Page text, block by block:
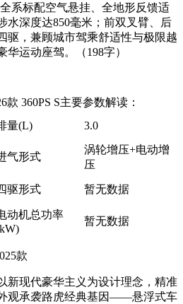
系标配空气悬挂、全地形反馈适
水深度达850毫米；前双叉臂、后
驱，兼顾城市驾乘舒适性与极限越
运动座驾。（198字）
款 360PS S主要参数解读：
量(L) 3.0
气形式
涡轮增压+电动增
压
驱形式 暂无数据
动机总功率
暂无数据
款
新现代豪华主义为设计理念，精准
观承袭路虎经典基因——悬浮式车